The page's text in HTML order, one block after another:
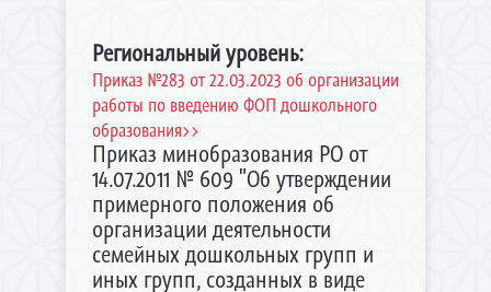
Региональный уровень:
Приказ №283 от 22.03.2023 об организации
работы по введению ФОП дошкольного
образования>>
Приказ минобразования РО от
14.07.2011 № 609 "Об утверждении
примерного положения об
организации деятельности
семейных дошкольных групп и
иных групп, созданных в виде